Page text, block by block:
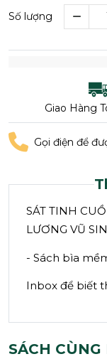
Số lượng
Giao Hàng
Gọi điện để
SÁT TINH
LƯƠNG VŨ
- Sách bìa
Inbox để biết
SÁCH